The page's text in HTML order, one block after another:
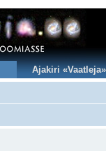
Ajakiri «Vaatleja»